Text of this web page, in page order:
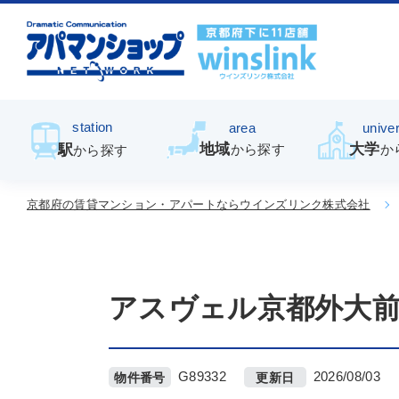
station
駅から探す
area
地域から探す 大学か
京都府の賃貸マンション・アパートならウインズリンク株式会社
アスヴェル京都外大
物件番号 G89332 更新日 2026/08/03